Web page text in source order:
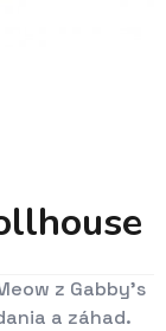
z Gabby’s
a záhad.